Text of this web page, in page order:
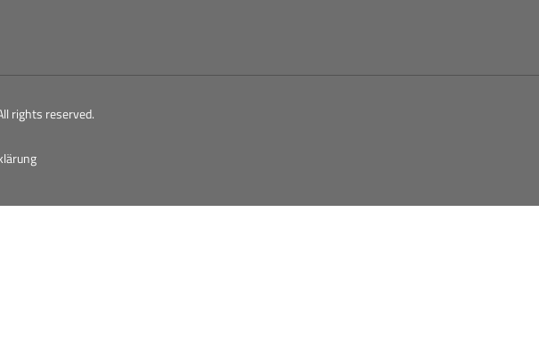
rights reserved.